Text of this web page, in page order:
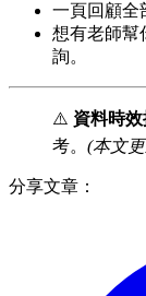
一頁回顧全
想有老師幫
詢。
⚠️ 資料時
考。 (本文
分享文章：